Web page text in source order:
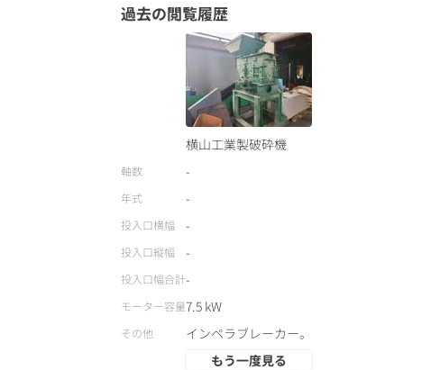
過去の閲覧履歴
横山工業製破砕機
軸数 -
年式 -
投入口横幅 -
投入口縦幅 -
投入口幅合計-
モーター容量7.5 kW
その他
インペラブレーカー。
もう一度見る